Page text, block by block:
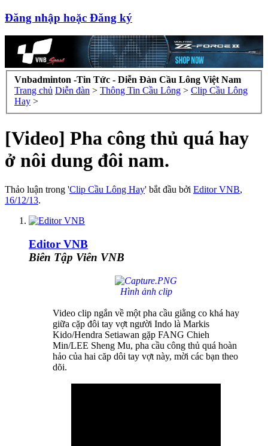
Đăng nhập hoặc Đăng ký
Vnbadminton -Tin Tức - Diễn Đàn Cầu Lông Việt Nam
Trang chủ Diễn đàn > Thông Tin Cầu Lông > Clip Cầu Lông
Hay >
[Video] Pha công thủ quá hay
ở nôi dung đôi nam.
Thảo luận trong 'Clip Cầu Lông Hay' bắt đầu bởi Editor VNB,
16/12/13.
Editor VNB
Biên Tập Viên VNB
Hình ảnh clip
Video clip ngắn về một pha cầu giằng co khá hay
giữa cặp đôi tay vợt người Indo là Markis
Kido/Hendra Setiawan gặp FANG Chieh
Min/LEE Sheng Mu, pha cầu công thủ quá hoàn
hảo của hai căp dôi tay vợt này, mời các bạn theo
dõi.